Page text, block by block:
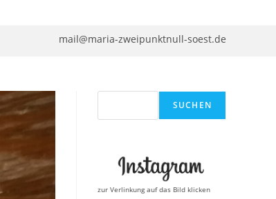
mail@maria-zweipunktnull-soest.de
SUCHEN
zur Verlinkung auf das Bild klicken